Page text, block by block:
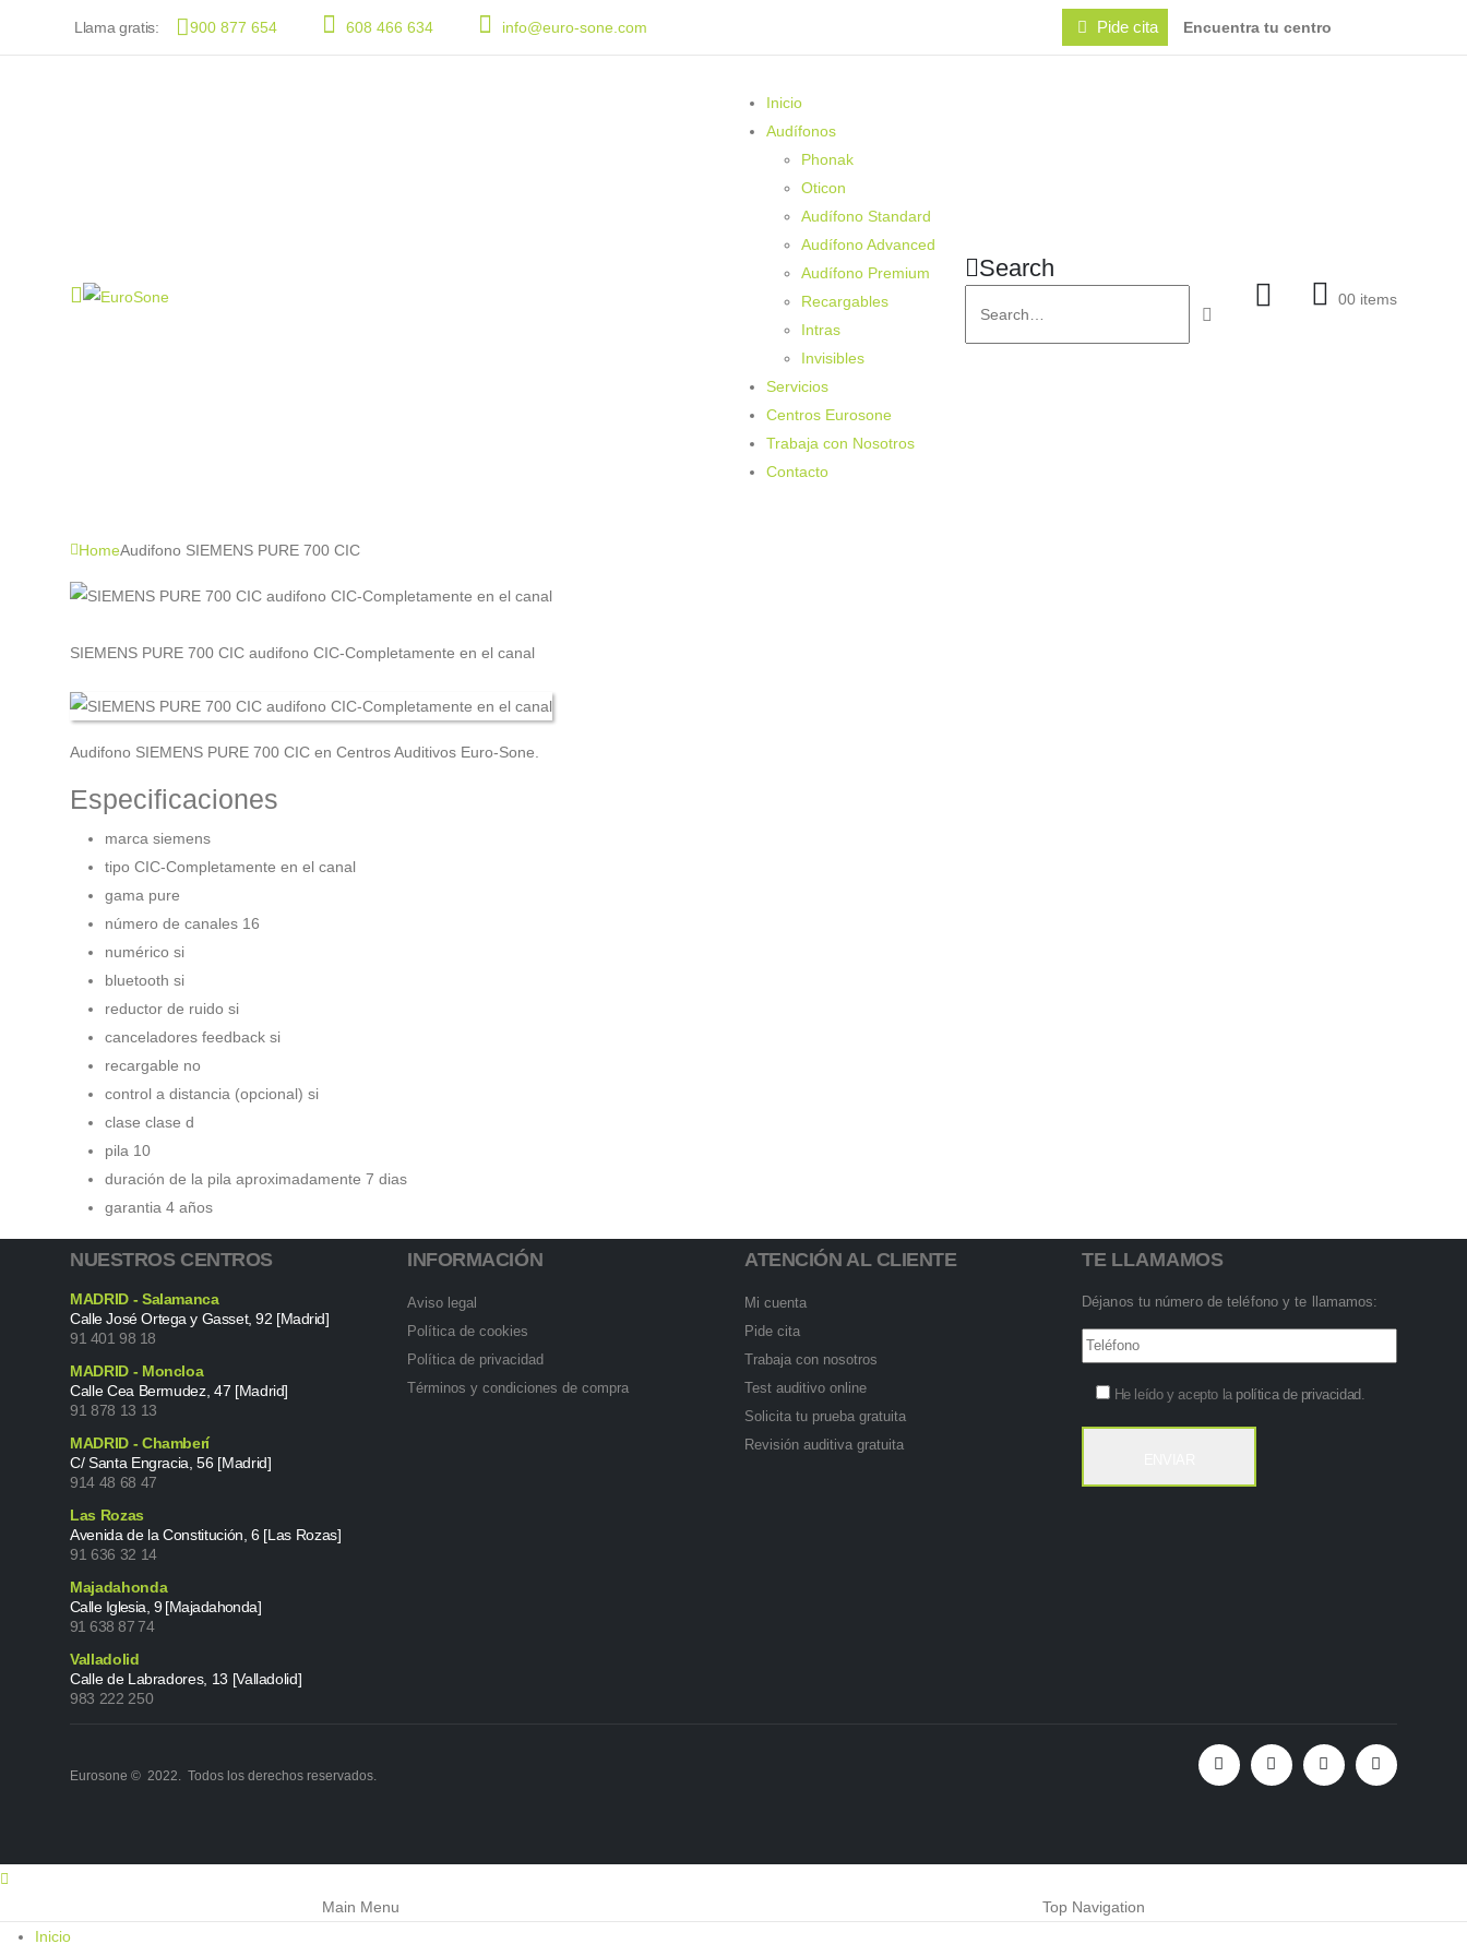
Llama gratis: 900 877 654 608 466 634 info@euro-sone.com Pide cita Encuentra tu centro
Inicio
Audífonos
Phonak
Oticon
Audífono Standard
Audífono Advanced
Audífono Premium
Recargables
Intras
Invisibles
Servicios
Centros Eurosone
Trabaja con Nosotros
Contacto
Search
00 items
HomeAudifono SIEMENS PURE 700 CIC
SIEMENS PURE 700 CIC audifono CIC-Completamente en el canal
Audifono SIEMENS PURE 700 CIC en Centros Auditivos Euro-Sone.
Especificaciones
marca siemens
tipo CIC-Completamente en el canal
gama pure
número de canales 16
numérico si
bluetooth si
reductor de ruido si
canceladores feedback si
recargable no
control a distancia (opcional) si
clase clase d
pila 10
duración de la pila aproximadamente 7 dias
garantia 4 años
NUESTROS CENTROS
MADRID - Salamanca
Calle José Ortega y Gasset, 92 [Madrid]
91 401 98 18
MADRID - Moncloa
Calle Cea Bermudez, 47 [Madrid]
91 878 13 13
MADRID - Chamberí
C/ Santa Engracia, 56 [Madrid]
914 48 68 47
Las Rozas
Avenida de la Constitución, 6 [Las Rozas]
91 636 32 14
Majadahonda
Calle Iglesia, 9 [Majadahonda]
91 638 87 74
Valladolid
Calle de Labradores, 13 [Valladolid]
983 222 250
INFORMACIÓN
Aviso legal
Política de cookies
Política de privacidad
Términos y condiciones de compra
ATENCIÓN AL CLIENTE
Mi cuenta
Pide cita
Trabaja con nosotros
Test auditivo online
Solicita tu prueba gratuita
Revisión auditiva gratuita
TE LLAMAMOS
Déjanos tu número de teléfono y te llamamos:
He leído y acepto la política de privacidad.
Eurosone © 2022. Todos los derechos reservados.
Main Menu
Top Navigation
Inicio